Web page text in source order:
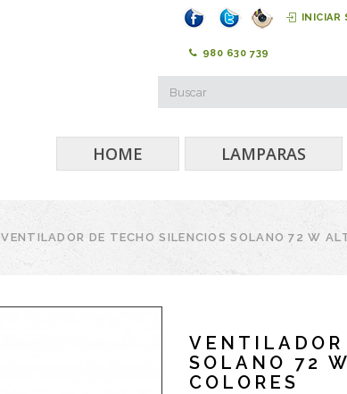
INICIAR
980 630 739
HOME LAMPARAS
VENTILADOR DE TECHO SILENCIOS SOLANO 72 W
SOLANO 72
COLORES